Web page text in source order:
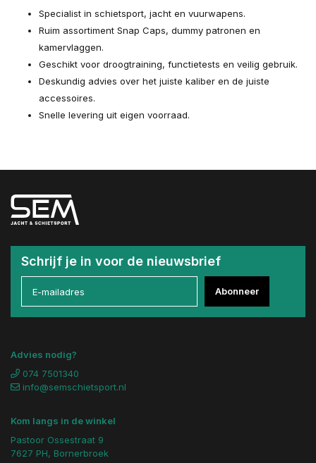
Specialist in schietsport, jacht en vuurwapens.
Ruim assortiment Snap Caps, dummy patronen en
kamervlaggen.
Geschikt voor droogtraining, functietests en veilig gebruik.
Deskundig advies over het juiste kaliber en de juiste
accessoires.
Snelle levering uit eigen voorraad.
Schrijf je in voor de nieuwsbrief
Abonneer
Advies nodig?
074 7501340
info@semschietsport.nl
Kom langs in de winkel
Pastoor Ossestraat 9
7627 PH, Bornerbroek